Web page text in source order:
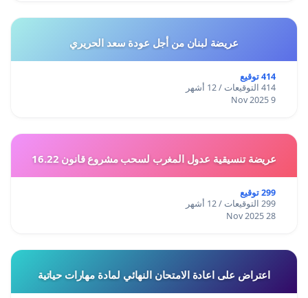
عريضة لبنان من أجل عودة سعد الحريري
414 توقيع
414 التوقيعات / 12 أشهر
9 Nov 2025
عريضة تنسيقية عدول المغرب لسحب مشروع قانون 16.22
299 توقيع
299 التوقيعات / 12 أشهر
28 Nov 2025
اعتراض على اعادة الامتحان النهائي لمادة مهارات حياتية